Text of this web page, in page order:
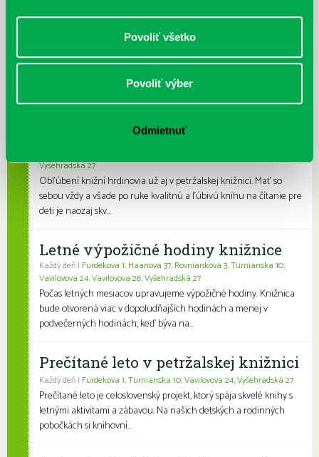
Povoliť všetko
Povoliť výber
Odmietnuť
Každý deň
Výdajný box na knihy Knižnice Petržalka je umiestnený pri
je užívateľsky veľmi jednodu...
Kubo Club už aj v petržalskej
Vyšehradská 27
Obľúbení knižní hrdinovia už aj v petržalskej knižnici. Mať so
sebou vždy a všade po ruke kvalitnú a ľúbivú knihu na čítanie pre
deti je naozaj skv...
Letné výpožičné hodiny knižnice
Každý deň | Furdekova 1, Haanova 37, Rovniankova 3,Turnianska 10,
Vavilovova 24,Vavilovova 26,Vyšehradská 27
Počas letných mesiacov upravujeme výpožičné hodiny. Knižnica
bude otvorená viac v dopoludňajších hodinách a menej v
podvečerných hodinách, keď býva na...
Prečítané leto v petržalskej knižnici
Každý deň | Furdekova 1,Turnianska 10,Vavilovova 24,Vyšehradská 27
Prečítané leto je celoslovenský projekt, ktorý spája skvelé knihy s
letnými aktivitami a zábavou. Na našich detských a rodinných
pobočkách si knihovní...